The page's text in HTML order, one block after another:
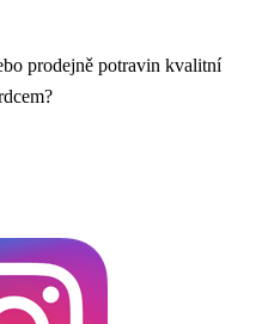
prodejně potravin kvalitní